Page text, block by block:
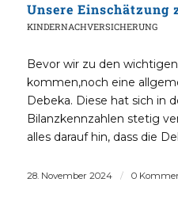
KINDERNACHVERSICHERUNG
Bevor wir zu den
kommen,noch eine
Debeka. Diese hat sich in
Bilanzkennzahlen stetig
alles darauf hin, dass die
28. November 2024 / 0